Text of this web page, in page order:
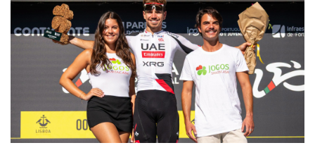
sexto
e
continua
Camisola
Amarela
ao
da